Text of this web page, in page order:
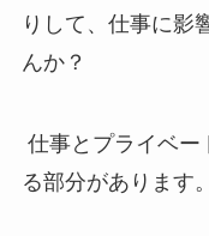
りして、仕事に影
んか？
仕事とプライベー
る部分があります。